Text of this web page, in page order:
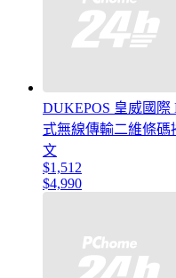
DUKEPOS 皇威國際
式無線傳輸二維條碼
文
$1,512
$4,990